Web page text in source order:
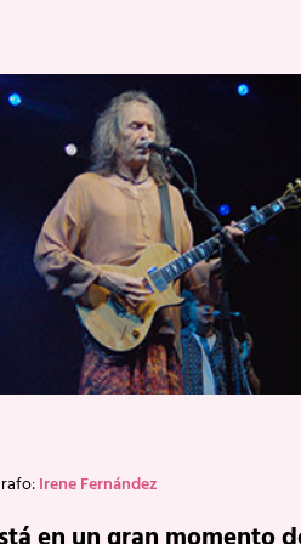
Fito & Fitipaldis: 2 de mayo de 2026 en
Fito & Fitipaldis: Su ‘aullido’ retumbó
Florent Gorges: La historia de Nintendo Vol. 2
Irene Fernández